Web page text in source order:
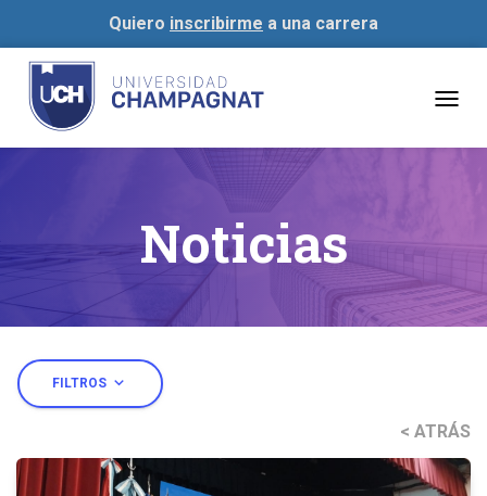
Quiero inscribirme a una carrera
Noticias
FILTROS expand_more
< ATRÁS